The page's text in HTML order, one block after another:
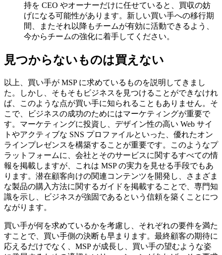
持を CEO やオーナーだけに任せていると、買収の妨
げになる可能性があります。新しい買い手への移行期
間、またそれ以降もチームが有効に活動できるよう、
今からチームの強化に着手してください。
見つからないものは買えない
以上、買い手が MSP に求めているものを説明してきまし
た。しかし、そもそもビジネスを見つけることができなけれ
ば、このような点が買い手に知られることもありません。そ
こで、ビジネスの成功のためにはマーケティングが重要で
す。マーケティングに投資し、デザイン性の高い Web サイ
トやアクティブな SNS プロファイルといった、優れたオン
ラインプレゼンスを構築することが重要です。このようなプ
ラットフォームに、会社とそのサービスに関するすべての情
報を掲載しますが、これは MSP の実力を見せる手段でもあ
ります。潜在顧客向けの関連コンテンツを開発し、さまざま
な製品の購入方法に関するガイドを掲載することで、専門知
識を示し、ビジネスが強固であるという信頼を築くことにつ
ながります。
買い手が何を求めているかを考慮し、それぞれの要件を満た
すことで、買い手側の決断も早まります。最終顧客の期待に
応えるだけでなく、MSP が成長し、買い手の望むような姿